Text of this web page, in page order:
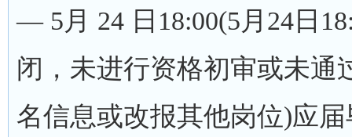
— 5月 24 日18:00(5月24日
闭，未进行资格初审或未通
名信息或改报其他岗位)应